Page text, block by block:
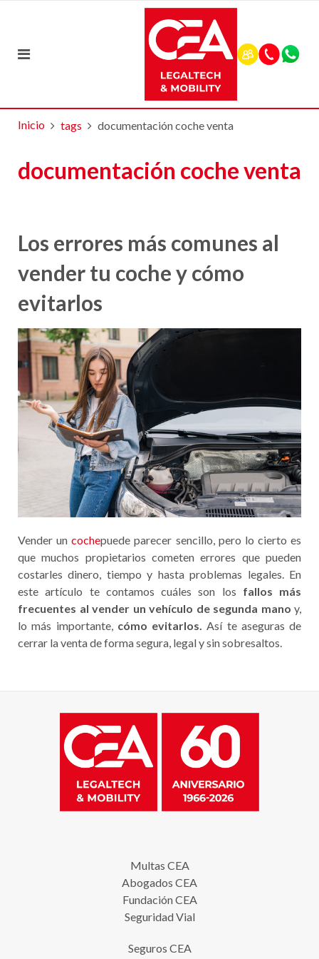
Inicio tags documentación coche venta
documentación coche venta
Los errores más comunes al
vender tu coche y cómo
evitarlos
Vender uncochepuede parecer sencillo, pero lo cierto es
que muchos propietarios cometen errores que pueden
costarles dinero, tiempo y hasta problemas legales. En
este artículo te contamos cuáles son los fallos más
frecuentes al vender un vehículo de segunda mano y,
lo más importante,cómo evitarlos. Así te aseguras de
cerrar la venta de forma segura, legal y sin sobresaltos.
Multas CEA
Abogados CEA
Fundación CEA
Seguridad Vial
Seguros CEA